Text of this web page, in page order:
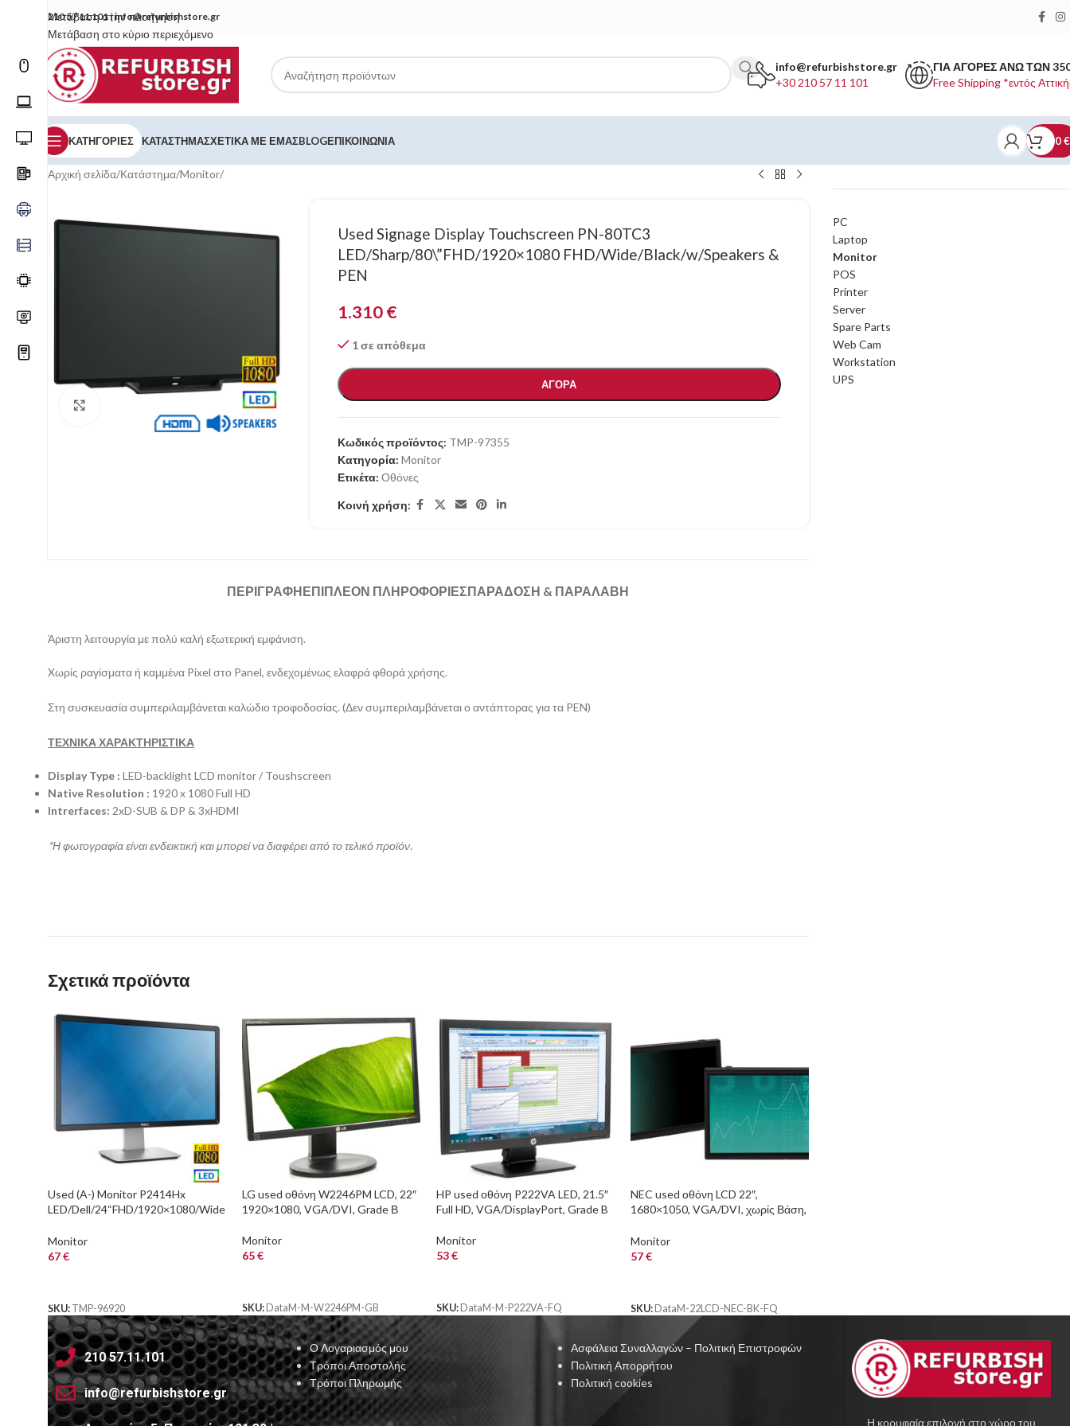
Μετάβαση στην πλοήγηση
Μετάβαση στο κύριο περιεχόμενο
Επικοινωνία
210 57 11 101|info@refurbishstore.gr
info@refurbishstore.gr
+30 210 57 11 101
ΓΙΑ ΑΓΟΡΕΣ ΑΝΩ ΤΩΝ
Free Shipping *εντός
ΚΑΤΗΓΟΡΙΕΣ ΚΑΤΆΣΤΗΜΑΣΧΕΤΙΚΆ ΜΕ ΕΜΆΣBLOGΕΠΙΚΟΙΝΩΝΊΑ 0€
Αρχική σελίδα/Κατάστημα/Monitor/
Used Signage Display Touchscreen PN-80TC3
LED/Sharp/80\”FHD/1920×1080 FHD/Wide/Black/w/Speakers &
PEN
1.310€
1 σε απόθεμα
ΑΓΟΡΑ
Κωδικός προϊόντος: TMP-97355
Κατηγορία: Monitor
Ετικέτα: Οθόνες
Κοινή χρήση:
ΠΕΡΙΓΡΑΦΉΕΠΙΠΛΈΟΝ ΠΛΗΡΟΦΟΡΊΕΣΠΑΡΑΔΟΣΗ & ΠΑΡΑΛΑΒΗ
Άριστη λειτουργία με πολύ καλή εξωτερική εμφάνιση.
Xωρίς ραγίσματα ή καμμένα Pixel στο Panel, ενδεχομένως ελαφρά φθορά χρήσης.
Στη συσκευασία συμπεριλαμβάνεται καλώδιο τροφοδοσίας. (Δεν συμπεριλαμβάνεται ο αντάπτορας για τα PEN)
ΤΕΧΝΙΚΑ ΧΑΡΑΚΤΗΡΙΣΤΙΚΑ
Display Type : LED-backlight LCD monitor / Toushscreen
Native Resolution : 1920 x 1080 Full HD
Intrerfaces: 2xD-SUB & DP & 3xHDMI
*Η φωτογραφία είναι ενδεικτική και μπορεί να διαφέρει από το τελικό προϊόν.
Σχετικά προϊόντα
Used (A-) Monitor P2414Hx
LED/Dell/24“FHD/1920×1080/Wide
DVI-D & DP &
Monitor
67€
SKU: TMP-96920
LG used οθόνη W2246PM LCD, 22″
1920×1080, VGA/DVI, Grade Β
Monitor
65€
SKU: DataM-M-W2246PM-GB
HP used οθόνη P222VA LED, 21.5″
Full HD, VGA/DisplayPort, Grade B
Monitor
53€
SKU: DataM-M-P222VA-FQ
NEC used οθόνη LCD 22″,
1680×1050, VGA/DVI, χωρίς Βάση,
Monitor
57€
SKU: DataM-22LCD-NEC-BK-FQ
PC
Laptop
Monitor
POS
Printer
Server
Spare Parts
Web Cam
Workstation
UPS
210 57.11.101
info@refurbishstore.gr
Ο Λογαριασμός μου
Τρόποι Αποστολής
Τρόποι Πληρωμής
Ασφάλεια Συναλλαγών – Πολιτική Επιστροφών
Πολιτική Απορρήτου
Πολιτική cookies
Η κορυφαία επιλογή στο χώρο του